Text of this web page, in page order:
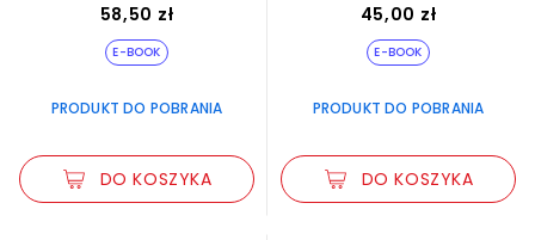
58,50 zł
E-BOOK
PRODUKT DO POBRANIA
DO KOSZYKA
45,00 zł
E-BOOK
PRODUKT DO POBRANIA
DO KOSZYKA